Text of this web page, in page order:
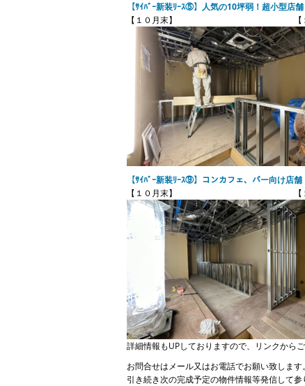
【ｻｲﾊﾞｰ新装ﾘｰｽ⑤】人気の10坪弱！超小型店舗
【１０月末】 【１１月
【ｻｲﾊﾞｰ新装ﾘｰｽ⑨】コンカフェ、バー向け店舗
【１０月末】 【１１月
詳細情報もUPしておりますので、リンクからご
お問合せはメール又はお電話でお願い致します。
引き続き次の完成予定の物件情報等発信して